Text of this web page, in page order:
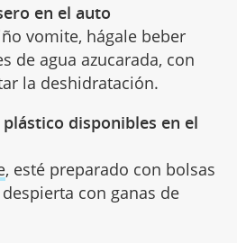
en el auto
vomite, hágale beber
de agua azucarada, con
la deshidratación.
disponibles en el
, esté preparado con bolsas
con ganas de